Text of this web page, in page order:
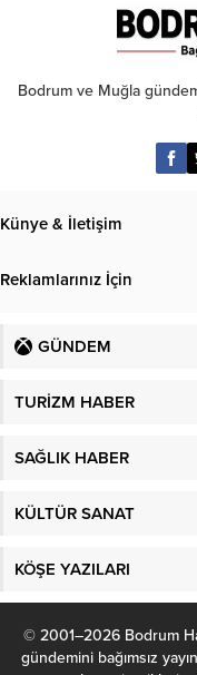
Bodrum ve Muğla
Künye & İletişim
Reklamlarınız İçin
GÜNDEM
TURİZM HABER
SAĞLIK HABER
KÜLTÜR SANAT
KÖŞE YAZILARI
© 2001–2026 Bodrum
gündemini bağımsız